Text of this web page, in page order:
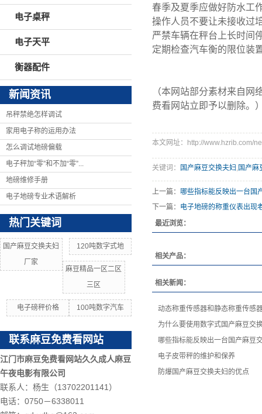
电子桌秤
电子天平
衡器配件
新闻资讯
吊秤禁绝怎样调试
家用电子称的运用办法
怎么调试地磅偏载
电子秤加“零”和不加“零”...
地磅维修手册
电子地磅专业术语解析
热门关键词
国产麻豆交换夫妇
厂家
120吨数字式地
麻豆精品一区二区
三区
电子磅秤价格 100吨数字汽车
联系麻豆免费看网站
江门市麻豆免费看网站久久成人麻豆
午夜电影有限公司
联系人：杨生（13702201141）
电话：0750－6338011
春季及夏季应做好防水工
操作人员不要让未接收过
严禁车辆在秤台上长时间
定期检查汽车衡的限位装
（本网站部分素材来自
费看网站立即予以删除。
本文网址：http://www.hzrib.com/
关键词： 国产麻豆交换夫妇 ,国产麻
上一篇： 哪些指标能反映出一台国
下一篇： 电子地磅的称重仪表出现
最近浏览：
相关产品：
相关新闻：
动态称重传感器和静态称重传感
为什么要使用数字式国产麻豆交
哪些指标能反映出一台国产麻豆
电子皮带秤的维护和保养
防爆国产麻豆交换夫妇的优点